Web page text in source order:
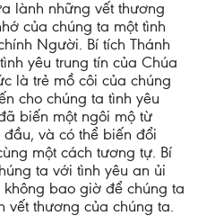
lành những vết thương
của chúng ta một tình
Người. Bí tích Thánh
yêu trung tín của Chúa
là trẻ mồ côi của chúng
cho chúng ta tình yêu
biến một ngôi mộ từ
và có thể biến đổi
một cách tương tự. Bí
ta với tình yêu an ủi
bao giờ để chúng ta
vết thương của chúng ta.